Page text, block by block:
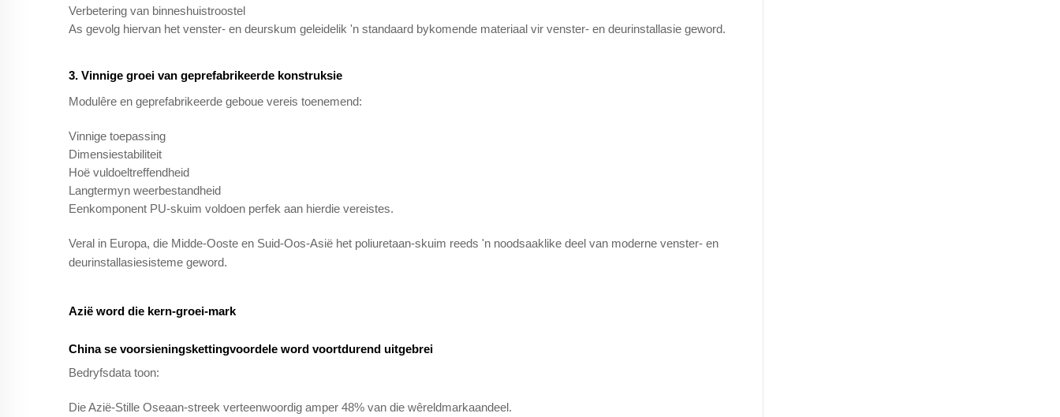
Verbetering van binneshuistroostel
As gevolg hiervan het venster- en deurskum geleidelik 'n standaard bykomende materiaal vir venster- en deurinstallasie geword.
3. Vinnige groei van geprefabrikeerde konstruksie
Modulêre en geprefabrikeerde geboue vereis toenemend:
Vinnige toepassing
Dimensiestabiliteit
Hoë vuldoeltreffendheid
Langtermyn weerbestandheid
Eenkomponent PU-skuim voldoen perfek aan hierdie vereistes.
Veral in Europa, die Midde-Ooste en Suid-Oos-Asië het poliuretaan-skuim reeds 'n noodsaaklike deel van moderne venster- en
deurinstallasiesisteme geword.
Azië word die kern-groei-mark
China se voorsieningskettingvoordele word voortdurend uitgebrei
Bedryfsdata toon:
Die Azië-Stille Oseaan-streek verteenwoordig amper 48% van die wêreldmarkaandeel.